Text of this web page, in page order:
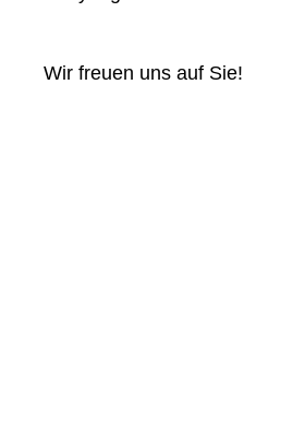
Wir freuen uns auf Sie!